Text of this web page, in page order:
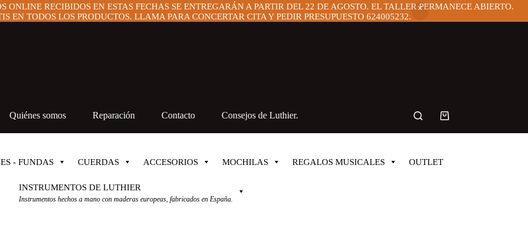
RECIBIDOS EN ESTAS FECHAS SE ENTREGARÁN A PARTIR DEL 22 DE AGOSTO. EL TALLER PERMANECE ABIERTO.
EN TODOS LOS PRODUCTOS. LLAMA PARA CONCERTAR CITA Y PEDIR PRESUPUESTO 624005232.
Quiénes somos Reparación Contacto Consejos de Luthier.
Carro
- FUNDAS CUERDAS ACCESORIOS MOCHILAS REGALOS MUSICALES OUTLET
INSTRUMENTOS DE LUTHIER
Instrumentos hechos a mano con maderas europeas, fabricados en España.